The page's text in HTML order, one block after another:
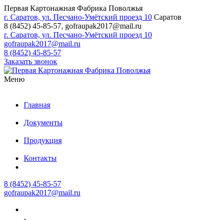
Первая Картонажная Фабрика Поволжья
г. Саратов, ул. Песчано-Умётский проезд 10 Саратов
8 (8452) 45-85-57, gofraupak2017@mail.ru
г. Саратов, ул. Песчано-Умётский проезд 10
gofraupak2017@mail.ru
8 (8452) 45-85-57
Заказать звонок
Меню
Главная
Документы
Продукция
Контакты
8 (8452) 45-85-57
gofraupak2017@mail.ru
-